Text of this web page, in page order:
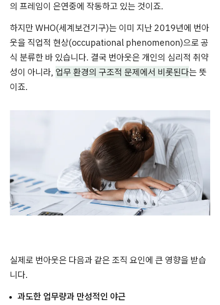
의 프레임이 은연중에 작동하고 있는 것이죠.
하지만 WHO(세계보건기구)는 이미 지난 2019년에 번아
웃을 직업적 현상(occupational phenomenon)으로 공
식 분류한 바 있습니다. 결국 번아웃은 개인의 심리적 취약
성이 아니라, 업무 환경의 구조적 문제에서 비롯된다는 뜻
이죠.
실제로 번아웃은 다음과 같은 조직 요인에 큰 영향을 받습
니다.
과도한 업무량과 만성적인 야근